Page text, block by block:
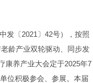
发〔2021〕42号），按照
龄产业双轮驱动、同步发
康养产业大会定于2025年7
位积极参会、参展。本届